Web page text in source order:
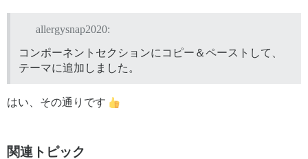
allergysnap2020:
コンポーネントセクションにコピー＆ペーストして、
テーマに追加しました。
はい、その通りです
関連トピック